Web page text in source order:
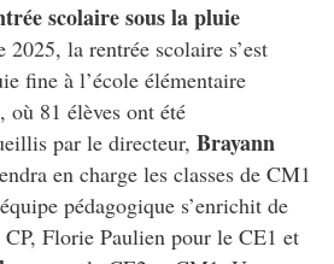
scolaire sous la pluie
la rentrée scolaire s’est
fine à l’école élémentaire
où 81 élèves ont été
par le directeur, Brayann
en charge les classes de CM1
pédagogique s’enrichit de
Florie Paulien pour le CE1 et